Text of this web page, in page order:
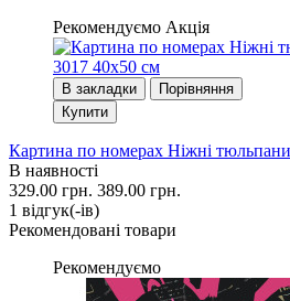
Рекомендуємо Акція
В закладки
Порівняння
Купити
Картина по номерах Ніжні
В наявності
329.00 грн. 389.00 грн.
1 вiдгук(-iв)
Рекомендовані товари
Рекомендуємо